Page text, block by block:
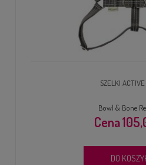
SZELKI
Bowl & Bone
DO